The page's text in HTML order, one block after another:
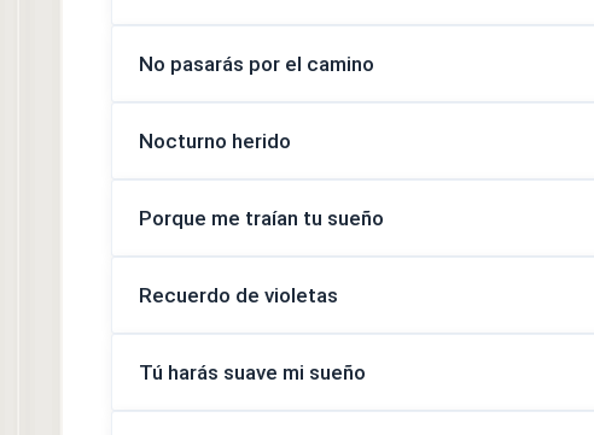
No pasarás por el camino
Nocturno herido
Porque me traían tu sueño
Recuerdo de violetas
Tú harás suave mi sueño